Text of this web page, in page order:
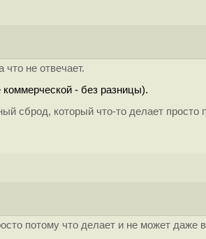
не отвечает.
коммерческой - без разницы).
сброд, который что-то делает
потому что делает и не может даже